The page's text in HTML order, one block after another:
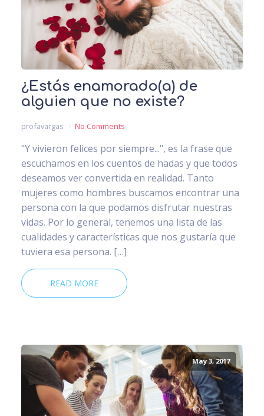
¿Estás enamorado(a) de
alguien que no existe?
profavargas No Comments
"Y vivieron felices por siempre...", es la frase que
escuchamos en los cuentos de hadas y que todos
deseamos ver convertida en realidad. Tanto
mujeres como hombres buscamos encontrar una
persona con la que podamos disfrutar nuestras
vidas. Por lo general, tenemos una lista de las
cualidades y características que nos gustaría que
tuviera esa persona. […]
READ MORE
May 3, 2017